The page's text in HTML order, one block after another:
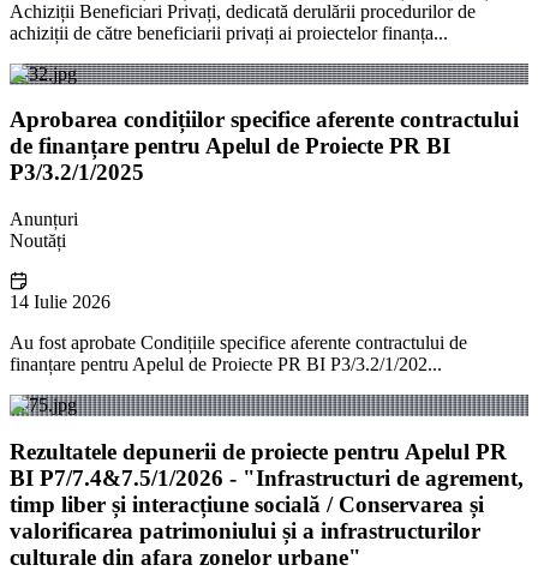
Achiziții Beneficiari Privați, dedicată derulării procedurilor de
achiziții de către beneficiarii privați ai proiectelor finanța...
Aprobarea condițiilor specifice aferente contractului
de finanțare pentru Apelul de Proiecte PR BI
P3/3.2/1/2025
Anunțuri
Noutăți
14 Iulie 2026
Au fost aprobate Condițiile specifice aferente contractului de
finanțare pentru Apelul de Proiecte PR BI P3/3.2/1/202...
Rezultatele depunerii de proiecte pentru Apelul PR
BI P7/7.4&7.5/1/2026 - "Infrastructuri de agrement,
timp liber și interacțiune socială / Conservarea și
valorificarea patrimoniului și a infrastructurilor
culturale din afara zonelor urbane"